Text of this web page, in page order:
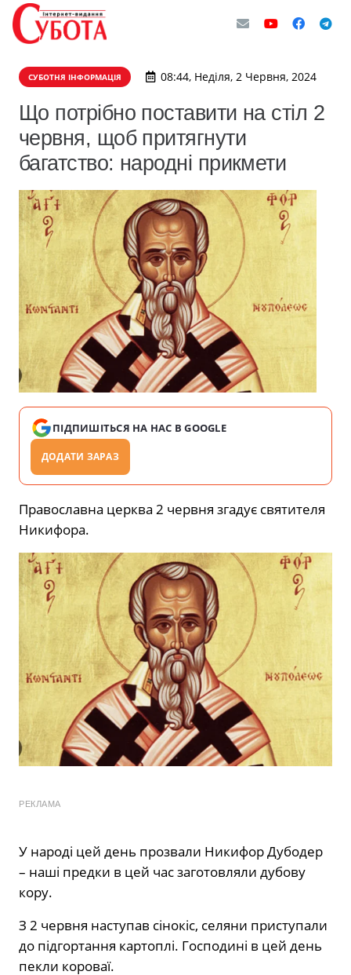
СУБОТНЯ ІНФОРМАЦІЯ 08:44, Неділя, 2 Червня, 2024
Що потрібно поставити на стіл 2
червня, щоб притягнути
багатство: народні прикмети
ПІДПИШІТЬСЯ НА НАС В GOOGLE
ДОДАТИ ЗАРАЗ
Православна церква 2 червня згадує святителя
Никифора.
РЕКЛАМА
У народі цей день прозвали Никифор Дубодер
– наші предки в цей час заготовляли дубову
кору.
З 2 червня наступав сінокіс, селяни приступали
до підгортання картоплі. Господині в цей день
пекли короваї.